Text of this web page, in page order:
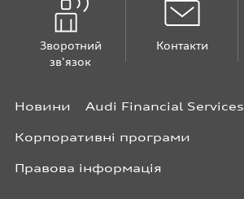
Зворотний
зв'язок
Контакти
Новини Audi Financial Services
Корпоративні програми
Правова інформація